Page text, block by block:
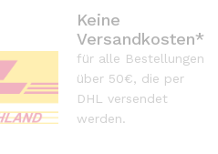
Keine
Versandkosten*
für alle Bestellungen
über 50€, die per
DHL versendet
werden.